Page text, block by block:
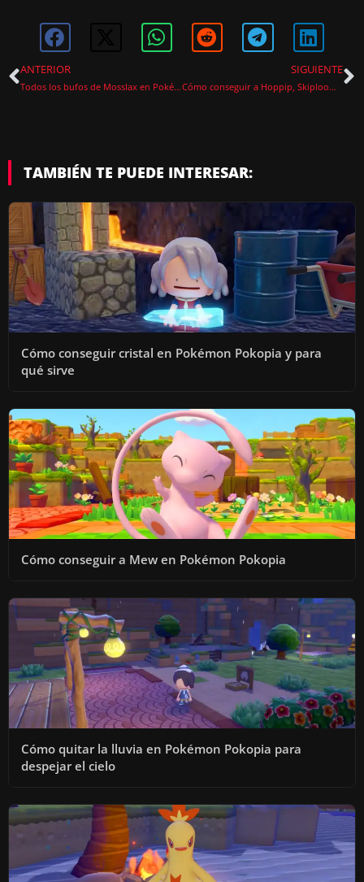
ANTERIOR
Todos los bufos de Mosslax en Pokémon Pokopia y cómo conseguirlos
SIGUIENTE
Cómo conseguir a Hoppip, Skiploom y Jumpluff en Pokémon Pokopia
TAMBIÉN TE PUEDE INTERESAR:
Cómo conseguir cristal en Pokémon Pokopia y para
qué sirve
Cómo conseguir a Mew en Pokémon Pokopia
Cómo quitar la lluvia en Pokémon Pokopia para
despejar el cielo